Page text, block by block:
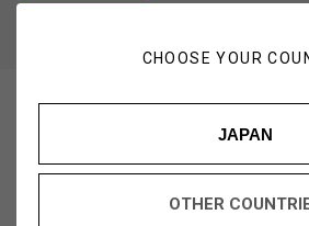
CHOOSE YOUR
JAPAN
OTHER